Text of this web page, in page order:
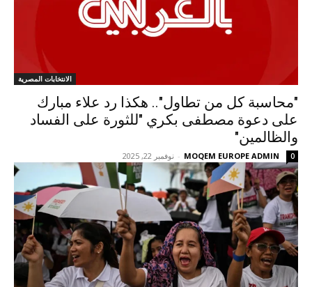
الانتخابات المصرية
"محاسبة كل من تطاول".. هكذا رد علاء مبارك
على دعوة مصطفى بكري "للثورة على الفساد
والظالمين"
MOQEM EUROPE ADMIN
- نوفمبر 22, 2025 0